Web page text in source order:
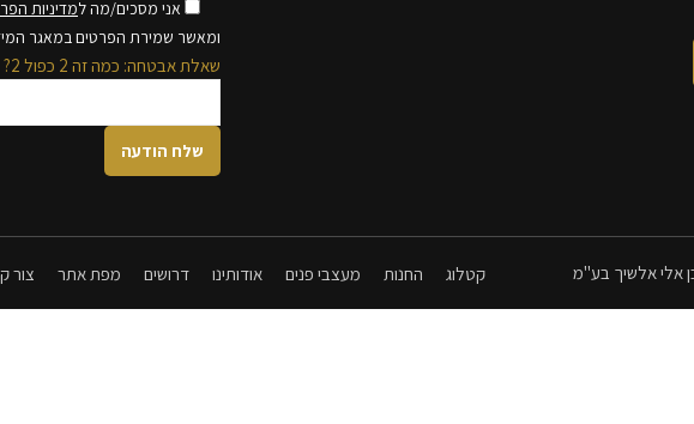
אני מסכים/מה למדיניות
ומאשר שמירת הפרטים במאגר
שאלת אבטחה: כמה זה 2 כפול 2?
אלי אלשיך בע"מ קטלוג החנות מעצבי פנים אודותינו דרושים מפת אתר צור